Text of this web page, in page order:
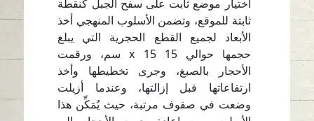
اختيار موضع ثابت على سفح الجبل كنقطة
ثابتة للموقع، وتضمن الأسلوب المنهجي أخذ
الأبعاد لجميع القطع الحجرية التي يبلغ
حجمها حوالي 15 x 15 سم، ورقمت
الأحجار بالصبغ، وجرى تخطيطها وأخذ
ارتفاعاتها قبل إزالتها، وعندما أزيلت
وضعت في صفوف مرتبة، حيث يُمَكِّن هذا